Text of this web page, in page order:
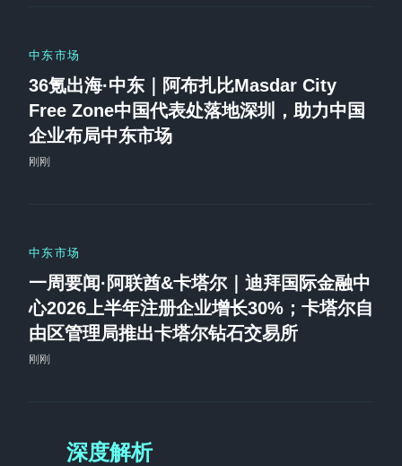
中东市场
36氪出海·中东｜阿布扎比Masdar City
Free Zone中国代表处落地深圳，助力中国
企业布局中东市场
刚刚
中东市场
一周要闻·阿联酋&卡塔尔｜迪拜国际金融中
心2026上半年注册企业增长30%；卡塔尔自
由区管理局推出卡塔尔钻石交易所
刚刚
深度解析